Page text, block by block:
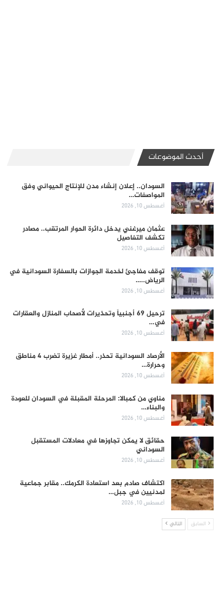
أحدث الموضوعات
السودان.. إعلان إنشاء مدن للإنتاج الحيواني وفق
المواصفات…
أغسطس 10, 2026
عثمان ميرغني يدخل دائرة الحوار المرتقب.. مصادر
تكشف التفاصيل
أغسطس 10, 2026
توقف مفاجئ لخدمة الجوازات بالسفارة السودانية في
الرياض..…
أغسطس 10, 2026
ترحيل 69 أجنبياً وتحذيرات لأصحاب المنازل والعقارات
في…
أغسطس 10, 2026
الأرصاد السودانية تحذر.. أمطار غزيرة تضرب 4 مناطق
وحرارة…
أغسطس 10, 2026
مناوي من كمبالا: المرحلة المقبلة في السودان للعودة
والبناء…
أغسطس 10, 2026
حقائق لا يمكن تجاوزها في معادلات المستقبل
السوداني
أغسطس 10, 2026
اكتشاف صادم بعد استعادة الكرمك.. مقابر جماعية
لمدنيين في جبل…
أغسطس 10, 2026
السابق التالي